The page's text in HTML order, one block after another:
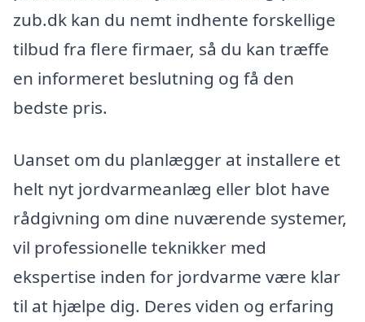
zub.dk kan du nemt indhente forskellige
tilbud fra flere firmaer, så du kan træffe
en informeret beslutning og få den
bedste pris.
Uanset om du planlægger at installere et
helt nyt jordvarmeanlæg eller blot have
rådgivning om dine nuværende systemer,
vil professionelle teknikker med
ekspertise inden for jordvarme være klar
til at hjælpe dig. Deres viden og erfaring